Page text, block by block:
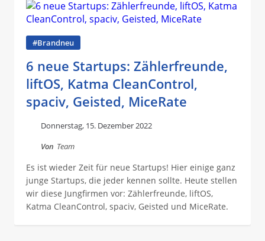
#Brandneu
6 neue Startups: Zählerfreunde,
liftOS, Katma CleanControl,
spaciv, Geisted, MiceRate
Donnerstag, 15. Dezember 2022
Von Team
Es ist wieder Zeit für neue Startups! Hier einige ganz
junge Startups, die jeder kennen sollte. Heute stellen
wir diese Jungfirmen vor: Zählerfreunde, liftOS,
Katma CleanControl, spaciv, Geisted und MiceRate.